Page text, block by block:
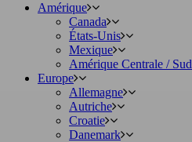
Amérique
Canada
États-Unis
Mexique
Amérique Centrale / Sud
Europe
Allemagne
Autriche
Croatie
Danemark